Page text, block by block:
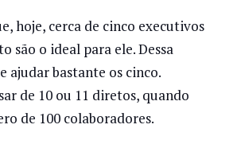
hoje, cerca de cinco executivos
são o ideal para ele. Dessa
ajudar bastante os cinco.
de 10 ou 11 diretos, quando
de 100 colaboradores.